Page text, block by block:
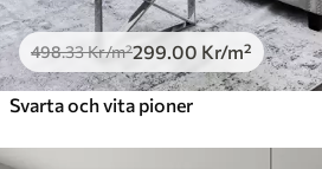
498.33Kr/m²299 .00 Kr/m²
Svarta och vita pioner